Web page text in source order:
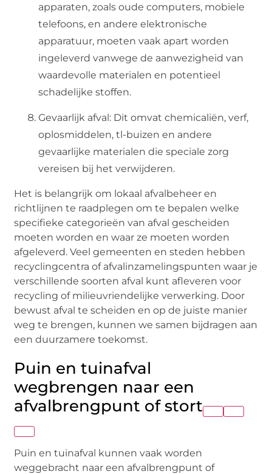
apparaten, zoals oude computers, mobiele
telefoons, en andere elektronische
apparatuur, moeten vaak apart worden
ingeleverd vanwege de aanwezigheid van
waardevolle materialen en potentieel
schadelijke stoffen.
Gevaarlijk afval: Dit omvat chemicaliën, verf,
oplosmiddelen, tl-buizen en andere
gevaarlijke materialen die speciale zorg
vereisen bij het verwijderen.
Het is belangrijk om lokaal afvalbeheer en
richtlijnen te raadplegen om te bepalen welke
specifieke categorieën van afval gescheiden
moeten worden en waar ze moeten worden
afgeleverd. Veel gemeenten en steden hebben
recyclingcentra of afvalinzamelingspunten waar je
verschillende soorten afval kunt afleveren voor
recycling of milieuvriendelijke verwerking. Door
bewust afval te scheiden en op de juiste manier
weg te brengen, kunnen we samen bijdragen aan
een duurzamere toekomst.
Puin en tuinafval
wegbrengen naar een
afvalbrengpunt of stort
Puin en tuinafval kunnen vaak worden
weggebracht naar een afvalbrengpunt of